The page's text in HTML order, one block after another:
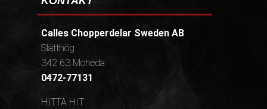
Calles Chopperdelar Sweden AB
Slätthög
342 63 Moheda
0472-77131
HITTA HIT